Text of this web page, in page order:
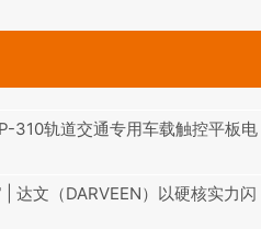
310轨道交通专用车载触控平板电
达文（DARVEEN）以硬核实力闪